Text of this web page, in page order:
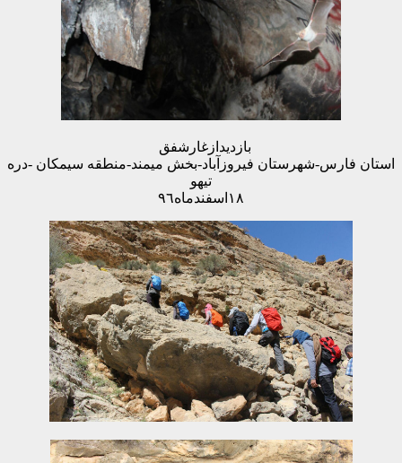
بازدیدازغارشفق
شهرستان فیروزآباد-بخش میمند-منطقه سیمکان -دره